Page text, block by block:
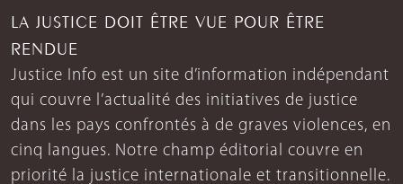
LA JUSTICE DOIT ÊTRE VUE POUR ÊTRE
RENDUE
Justice Info est un site d’information indépendant
qui couvre l’actualité des initiatives de justice
dans les pays confrontés à de graves violences, en
cinq langues. Notre champ éditorial couvre en
priorité la justice internationale et transitionnelle.